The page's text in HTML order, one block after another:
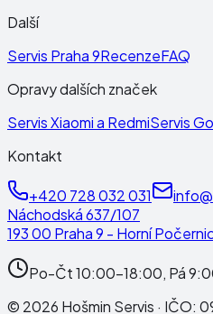
Další
Servis Praha 9RecenzeFAQ
Opravy dalších značek
Servis Xiaomi a RedmiServis
Kontakt
+420 728 032 031
Náchodská 637/107
193 00 Praha 9 - Horní
Po-Čt 10:00-18:00, Pá
© 2026 Hošmin Servis · IČO: